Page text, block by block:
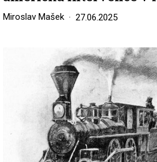
Miroslav Mašek 27.06.2025